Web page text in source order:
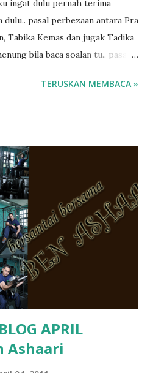
ingat dulu pernah terima
dulu.. pasal perbezaan antara Pra
Tabika Kemas dan jugak Tadika
bila baca soalan tu.. pasal
anak sorang dan aku hentam je
tu.. bila fikir-fikirkan balik terasa
sebagai ibubapa.. dan kami
bila abg long dah masuk 2 tahun
ni.. tapi nampaknya kenal huruf
ingat balik.. aku mula fikir
jenis budak yang ada
la.. nanti la aku cerita pasal
keputusan pu...
TERUSKAN MEMBACA »
APRIL
Ashaari